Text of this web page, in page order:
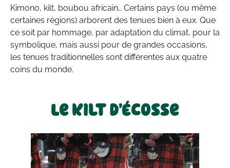
Kimono, kilt, boubou africain… Certains pays (ou même
certaines régions) arborent des tenues bien à eux. Que
ce soit par hommage, par adaptation du climat, pour la
symbolique, mais aussi pour de grandes occasions,
les tenues traditionnelles sont différentes aux quatre
coins du monde.
Le kilt d’Écosse